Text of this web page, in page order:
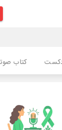
کتاب